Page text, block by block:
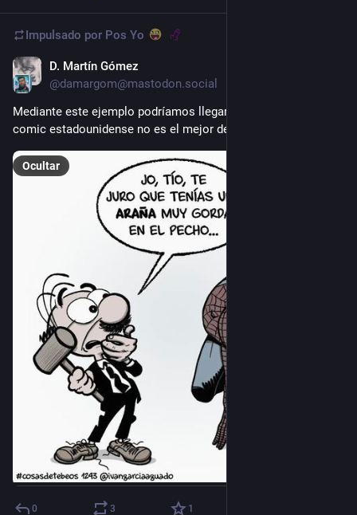
Impulsado por Pos Yo
D. Martín Gómez
@damargom@mastodon.social
Mediante este ejemplo podríamos llegar a concluir que el
comic estadounidense no es el mejor del mundo...
Ocultar
0 3 1